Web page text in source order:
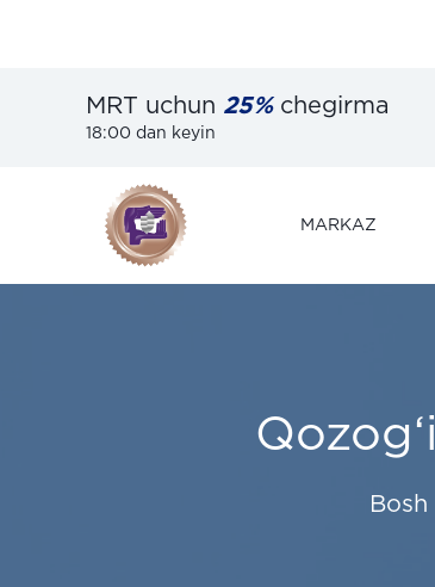
MRT uchun 25%chegirma
18:00 dan keyin
MARKAZ
Bosh